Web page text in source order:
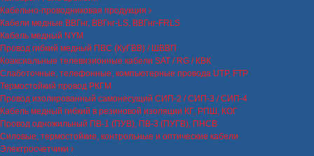
Кабельно-проводниковая продукция
Кабели медные ВВГнг, ВВГнг-LS, ВВГнг-FRLS
Кабель медный NYM
Провод гибкий медный ПВС (КуГВВ) / ШВВП
Коаксиальные телевизионные кабели SAT / RG / КВК
Слаботочные, телефонные, компьютерные провода UTP, FTP
Термостойкий провод РКГМ
Провод изолированный самонесущий СИП-2 / СИП-3 / СИП-4
Кабель медный гибкий в резиновой изоляции КГ, РПШ, КОГ
Провод одножильный ПВ-1 (ПУВ), ПВ-3 (ПУГВ), ПНСВ
Силовые, термостойкие, контрольные и оптические кабели
Электросчетчики